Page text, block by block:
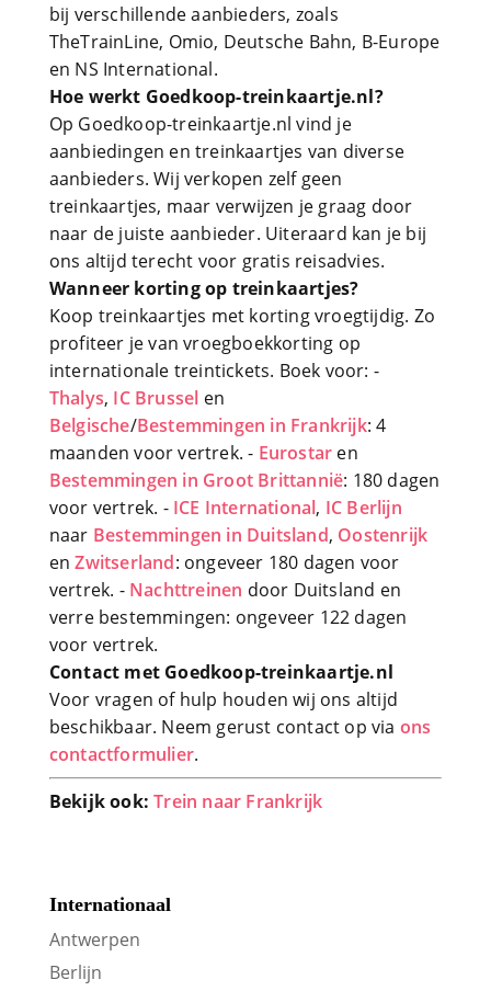
bij verschillende aanbieders, zoals
TheTrainLine, Omio, Deutsche Bahn, B-Europe
en NS International.
Hoe werkt Goedkoop-treinkaartje.nl?
Op Goedkoop-treinkaartje.nl vind je
aanbiedingen en treinkaartjes van diverse
aanbieders. Wij verkopen zelf geen
treinkaartjes, maar verwijzen je graag door
naar de juiste aanbieder. Uiteraard kan je bij
ons altijd terecht voor gratis reisadvies.
Wanneer korting op treinkaartjes?
Koop treinkaartjes met korting vroegtijdig. Zo
profiteer je van vroegboekkorting op
internationale treintickets. Boek voor: -
Thalys, IC Brussel en
Belgische/Bestemmingen in Frankrijk: 4
maanden voor vertrek. - Eurostar en
Bestemmingen in Groot Brittannië: 180 dagen
voor vertrek. - ICE International, IC Berlijn
naar Bestemmingen in Duitsland, Oostenrijk
enZwitserland: ongeveer 180 dagen voor
vertrek. - Nachttreinen door Duitsland en
verre bestemmingen: ongeveer 122 dagen
voor vertrek.
Contact met Goedkoop-treinkaartje.nl
Voor vragen of hulp houden wij ons altijd
beschikbaar. Neem gerust contact op via ons
contactformulier.
Bekijk ook: Trein naar Frankrijk
Internationaal
Antwerpen
Berlijn